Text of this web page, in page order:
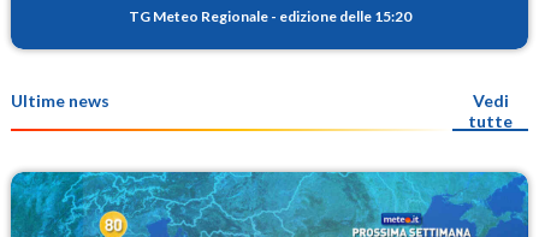
TG Meteo Regionale - edizione delle 15:20
Ultime news
Vedi
tutte